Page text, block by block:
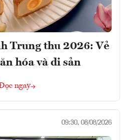
Trung thu 2026: Vẻ
hóa và di sản
ngay
09:30, 08/08/2026